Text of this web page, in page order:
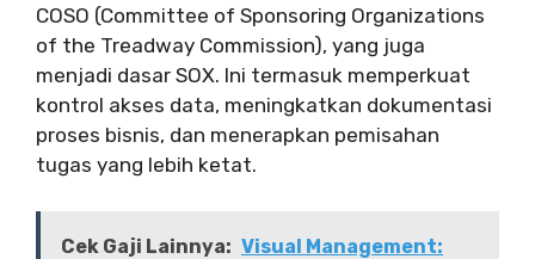
COSO (Committee of Sponsoring Organizations
of the Treadway Commission), yang juga
menjadi dasar SOX. Ini termasuk memperkuat
kontrol akses data, meningkatkan dokumentasi
proses bisnis, dan menerapkan pemisahan
tugas yang lebih ketat.
Cek Gaji Lainnya: Visual Management: